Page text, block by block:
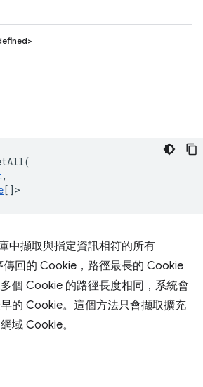
(
,
[] >
中擷取與指定資訊相符的所有
回的 Cookie，路徑最長的 Cookie
個 Cookie 的路徑長度相同，系統會
的 Cookie。這個方法只會擷取擴充
域 Cookie。